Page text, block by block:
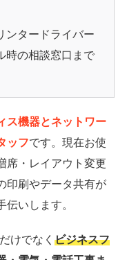
ンタードライバー
時の相談窓口まで
ス機器とネットワー
ッフです。現在お使
席・レイアウト変更
印刷やデータ共有が
いします。
けでなく ビジネスフ